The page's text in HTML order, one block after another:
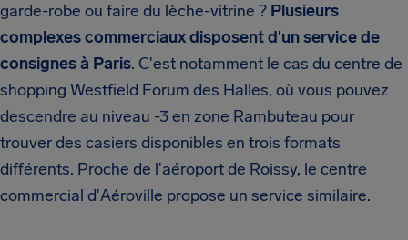
garde-robe ou faire du lèche-vitrine ? Plusieurs
complexes commerciaux disposent d'un service de
consignes à Paris. C'est notamment le cas du centre de
shopping Westfield Forum des Halles, où vous pouvez
descendre au niveau -3 en zone Rambuteau pour
trouver des casiers disponibles en trois formats
différents. Proche de l'aéroport de Roissy, le centre
commercial d'Aéroville propose un service similaire.